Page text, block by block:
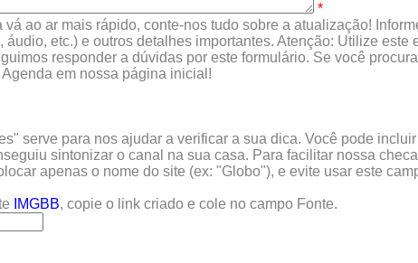
*
ao ar mais rápido, conte-nos tudo sobre a atualização!
etc.) e outros detalhes importantes. Atenção: Utilize este
responder a dúvidas por este formulário. Se você
em nossa página inicial!
serve para nos ajudar a verificar a sua dica. Você pode
sintonizar o canal na sua casa. Para facilitar nossa
apenas o nome do site (ex: "Globo"), e evite usar este
IMGBB, copie o link criado e cole no campo Fonte.